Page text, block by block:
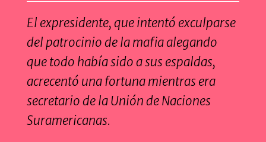
El expresidente, que intentó exculparse
del patrocinio de la mafia alegando
que todo había sido a sus espaldas,
acrecentó una fortuna mientras era
secretario de la Unión de Naciones
Suramericanas.